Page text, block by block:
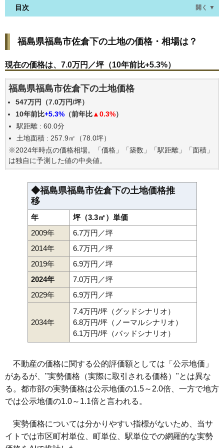
目次 開く ▼
現在の価格は、7.0万円／坪（10年前比+5.3%）
価格を詳細に分析しよう
福島県福島市佐倉下の土地の過去の売買事例
公示地価はいくら
エリアの将来性を人口予想から検討しよう
自分の年収でいくらの不動産が買える？
福島県福島市佐倉下の土地の価格・相場は？
現在の価格は、7.0万円／坪（10年前比+5.3%）
福島県福島市佐倉下の土地価格
547万円（7.0万円/坪）
10年前比+5.3% （前年比▲0.3%）
駅距離 : 60.0分
土地面積 : 257.9㎡（78.0坪）
※2024年時点の価格相場。「価格」「築数」「駅距離」「面積」
は独自に予測した値の中央値。
◆福島県福島市佐倉下の土地価格推
移
年
坪（3.3㎡）単価
2009年
6.7万円／坪
2014年
6.7万円／坪
2019年
6.9万円／坪
2024年
7.0万円／坪
2029年
6.9万円／坪
2034年
7.4万円/坪（グッドシナリオ）
6.8万円/坪（ノーマルシナリオ）
6.1万円/坪（バッドシナリオ）
不動産の価格に関する公的評価額としては「公示地価」
があるが、"実勢価格（実際に取引される価格）"とは異な
る。都市部の実勢価格は公示地価の1.5～2.0倍、一方で地方
では公示地価の1.0～1.1倍と言われる。
実勢価格については分かりやすい指標がないため、当サ
イトでは市区町村単位、町単位、駅単位での網羅的な実勢